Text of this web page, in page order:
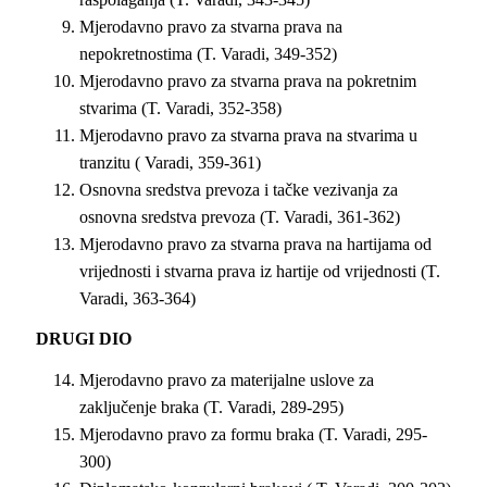
Mjerodavno pravo za stvarna prava na
nepokretnostima (T. Varadi, 349-352)
Mjerodavno pravo za stvarna prava na pokretnim
stvarima (T. Varadi, 352-358)
Mjerodavno pravo za stvarna prava na stvarima u
tranzitu ( Varadi, 359-361)
Osnovna sredstva prevoza i tačke vezivanja za
osnovna sredstva prevoza (T. Varadi, 361-362)
Mjerodavno pravo za stvarna prava na hartijama od
vrijednosti i stvarna prava iz hartije od vrijednosti (T.
Varadi, 363-364)
DRUGI DIO
Mjerodavno pravo za materijalne uslove za
zaključenje braka (T. Varadi, 289-295)
Mjerodavno pravo za formu braka (T. Varadi, 295-
300)